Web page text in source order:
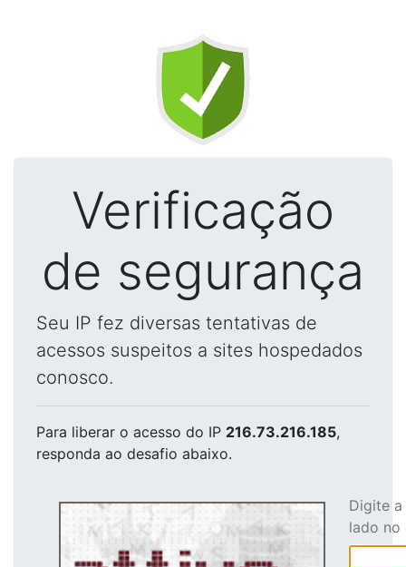
Verificação
de segurança
Seu IP fez diversas tentativas de
acessos suspeitos a sites hospedados
conosco.
Para liberar o acesso do IP 216.73.216.185,
responda ao desafio abaixo.
Digite
lado no